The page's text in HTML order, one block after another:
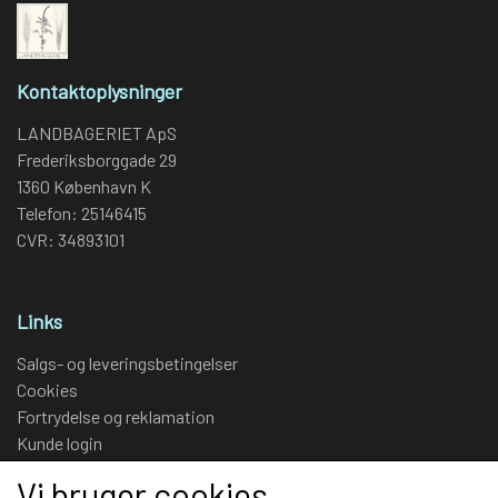
Kontaktoplysninger
LANDBAGERIET ApS
Frederiksborggade 29
1360 København K
Telefon: 25146415
CVR: 34893101
Links
Salgs- og leveringsbetingelser
Cookies
Fortrydelse og reklamation
Kunde login